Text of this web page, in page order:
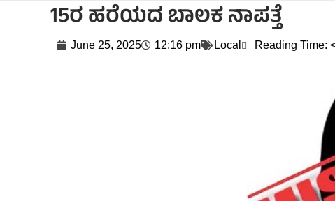
15ರ ಹರೆಯದ ಬಾಲಕ ನಾಪತ್ತೆ
June 25, 2025 12:16 pm Local Reading Time: